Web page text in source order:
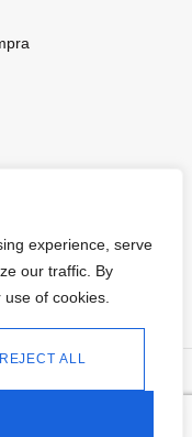
experience, serve
our traffic. By
of cookies.
REJECT ALL